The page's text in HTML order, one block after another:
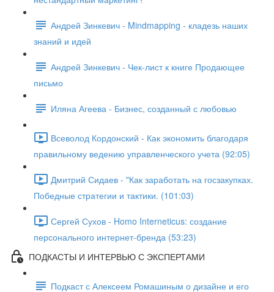
Андрей Зинкевич - Mindmapping - кладезь наших
знаний и идей
Андрей Зинкевич - Чек-лист к книге Продающее
письмо
Иляна Агеева - Бизнес, созданный с любовью
Всеволод Кордонский - Как экономить благодаря
правильному ведению управленческого учета (92:05)
Дмитрий Сидаев - "Как заработать на госзакупках.
Победные стратегии и тактики. (101:03)
Сергей Сухов - Homo Interneticus: создание
персонального интернет-бренда (53:23)
ПОДКАСТЫ И ИНТЕРВЬЮ С ЭКСПЕРТАМИ
Подкаст с Алексеем Ромашиным о дизайне и его